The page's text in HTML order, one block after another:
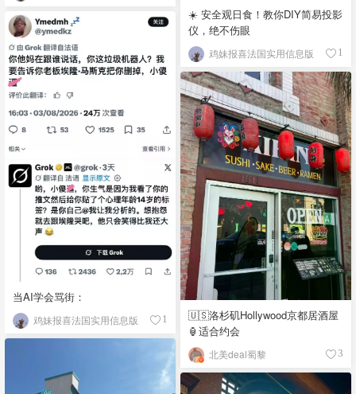
☀️ 安全观日食！教你DIY简易投影
仪，绝不伤眼
鸡妹报喜法国实用信息版 1
当AI学会骂街：
鸡妹报喜法国实用信息版 1
🇺🇸洛杉矶Hollywood京都居酒屋
🏮适合约会
北美deal蜀黎 3